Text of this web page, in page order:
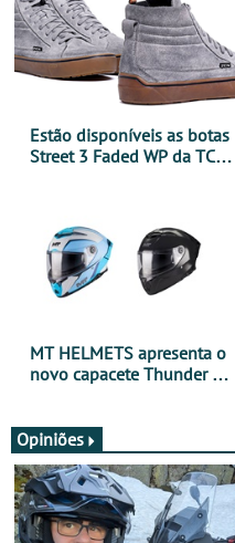
Estão disponíveis as botas
Street 3 Faded WP da TCX
MT HELMETS apresenta o
novo capacete Thunder 4 R
Opiniões